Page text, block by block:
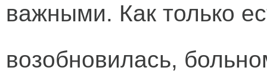
важными. Как только
возобновилась,